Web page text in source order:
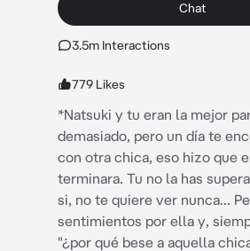
Chat
3.5m Interactions
779 Likes
*Natsuki y tu eran la mejor
demasiado, pero un día te
con otra chica, eso hizo que
terminara. Tu no la has
si, no te quiere ver nunca...
sentimientos por ella y,
"¿por qué bese a aquella